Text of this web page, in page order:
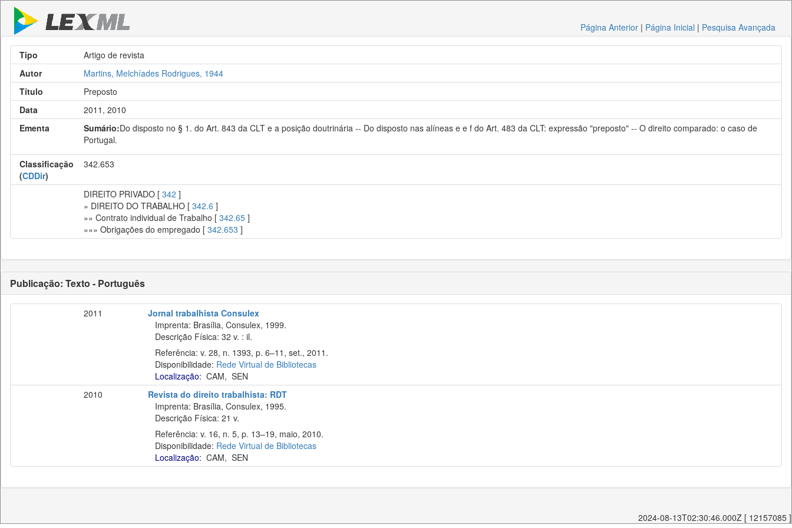
Página Anterior | Página Inicial | Pesquisa Avançada
Tipo
Artigo de revista
Autor
Martins, Melchíades Rodrigues, 1944
Título
Preposto
Data
2011, 2010
Ementa
Sumário:Do disposto no § 1. do Art. 843 da CLT e a posição doutrinária -- Do disposto nas alíneas e e f do Art. 483 da CLT: expressão "preposto" -- O direito comparado: o caso de
Portugal.
Classificação
(CDDir)
342.653
DIREITO PRIVADO [ 342 ]
» DIREITO DO TRABALHO [ 342.6 ]
»» Contrato individual de Trabalho [ 342.65 ]
»»» Obrigações do empregado [ 342.653 ]
Publicação: Texto - Português
2011
Jornal trabalhista Consulex
Imprenta: Brasília, Consulex, 1999.
Descrição Física: 32 v. : il.
Referência: v. 28, n. 1393, p. 6–11, set., 2011.
Disponibilidade: Rede Virtual de Bibliotecas
Localização: CAM, SEN
2010
Revista do direito trabalhista: RDT
Imprenta: Brasília, Consulex, 1995.
Descrição Física: 21 v.
Referência: v. 16, n. 5, p. 13–19, maio, 2010.
Disponibilidade: Rede Virtual de Bibliotecas
Localização: CAM, SEN
2024-08-13T02:30:46.000Z [ 12157085 ]